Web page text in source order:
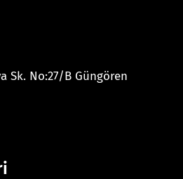
Sk. No:27/B Güngören